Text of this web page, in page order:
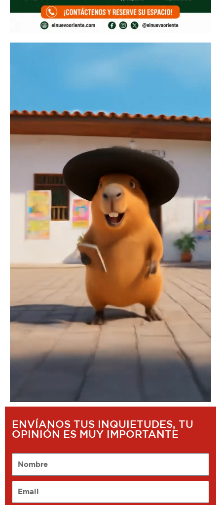
ENVÍANOS TUS INQUIETUDES, TU
OPINIÓN ES MUY IMPORTANTE